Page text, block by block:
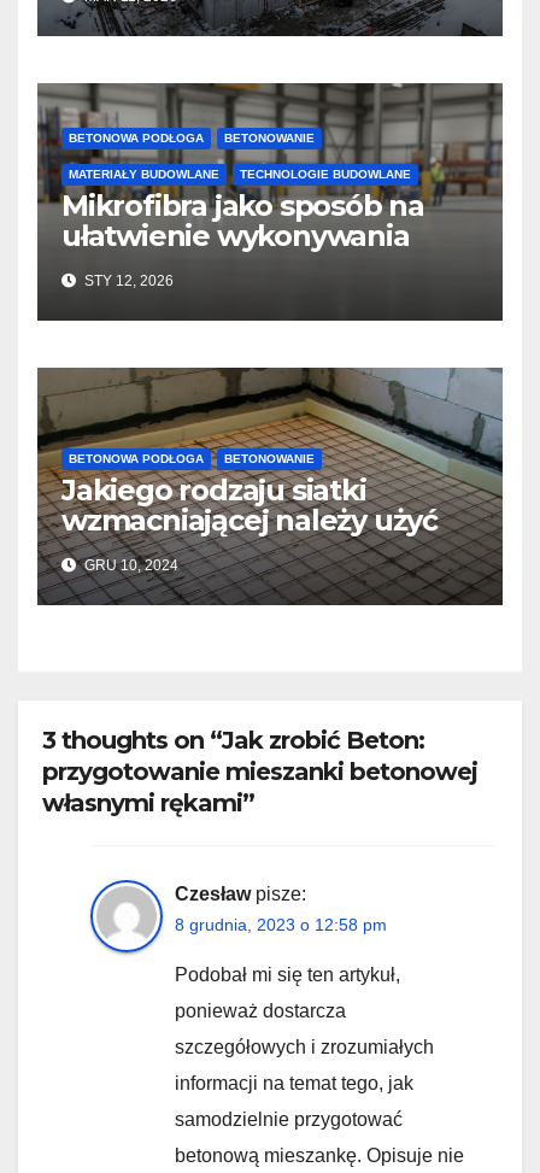
twardnienie
BETONOWA PODŁOGA BETONOWANIE
MATERIAŁY BUDOWLANE TECHNOLOGIE BUDOWLANE
Mikrofibra jako sposób na
ułatwienie wykonywania
posadzek betonowych i
konstrukcji
STY 12, 2026
BETONOWA PODŁOGA BETONOWANIE
Jakiego rodzaju siatki
wzmacniającej należy użyć
do wylewek podłogowych?
GRU 10, 2024
3 thoughts on “Jak zrobić Beton:
przygotowanie mieszanki betonowej
własnymi rękami”
Czesław pisze:
8 grudnia, 2023 o 12:58 pm
Podobał mi się ten artykuł,
ponieważ dostarcza
szczegółowych i zrozumiałych
informacji na temat tego, jak
samodzielnie przygotować
betonową mieszankę. Opisuje nie